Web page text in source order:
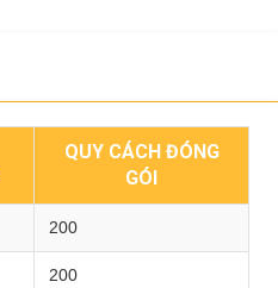
QUY CÁCH ĐÓNG
GÓI
200
200